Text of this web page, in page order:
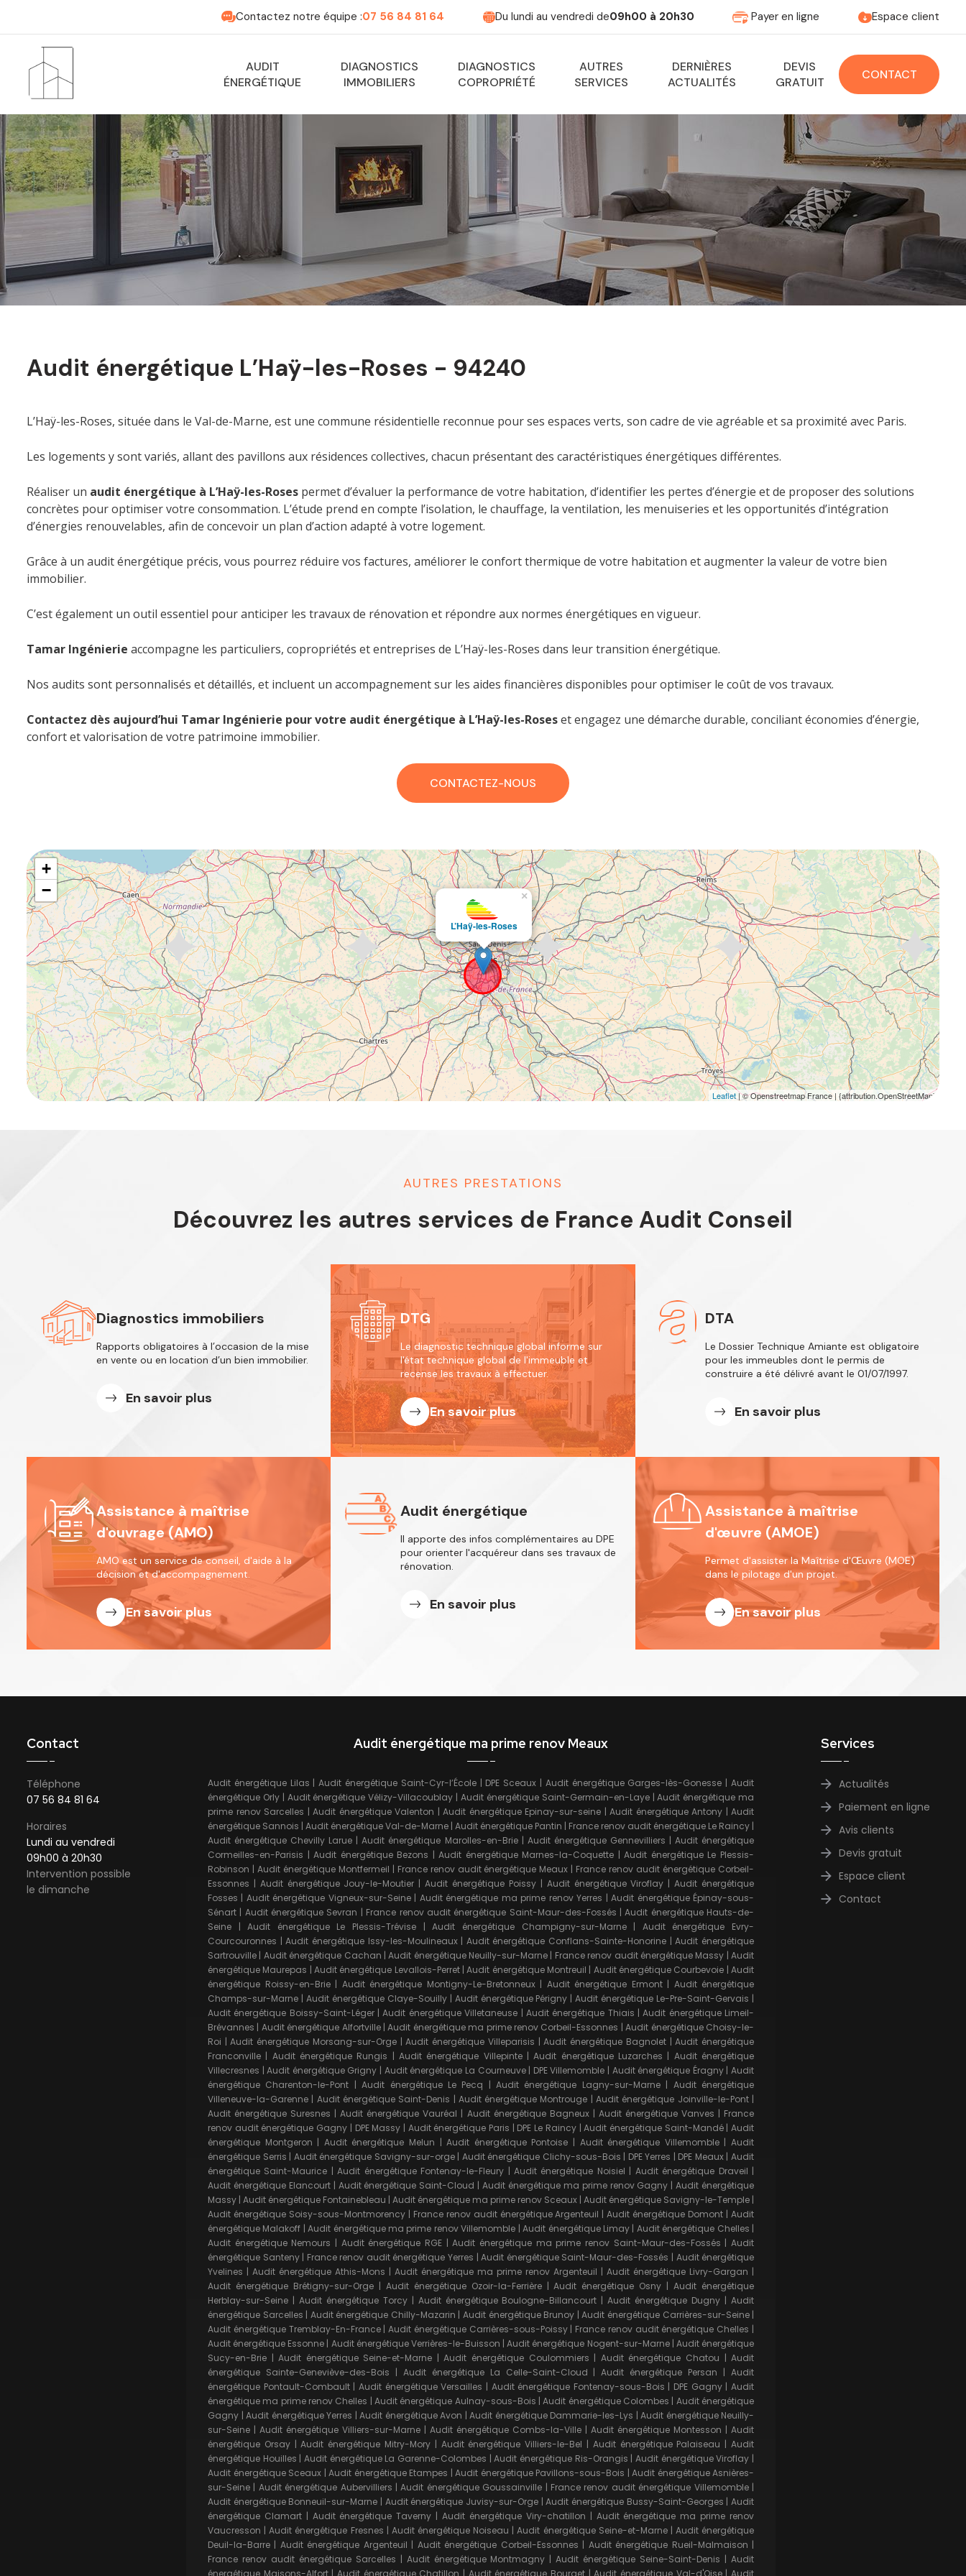
Contactez notre équipe :07 56 84 81 64 Du lundi au vendredi de09h00 à 20h30 Payer en ligne Espace client
AUDIT
ÉNERGÉTIQUE
DIAGNOSTICS
IMMOBILIERS
DIAGNOSTICS
COPROPRIÉTÉ
AUTRES
SERVICES
DERNIÈRES
ACTUALITÉS
DEVIS
GRATUIT
CONTACT
Audit énergétique L’Haÿ-les-Roses - 94240
L’Haÿ-les-Roses, située dans le Val-de-Marne, est une commune résidentielle reconnue pour ses espaces verts, son cadre de vie agréable et sa proximité avec Paris.
Les logements y sont variés, allant des pavillons aux résidences collectives, chacun présentant des caractéristiques énergétiques différentes.
Réaliser un audit énergétique à L’Haÿ-les-Roses permet d’évaluer la performance de votre habitation, d’identifier les pertes d’énergie et de proposer des solutions
concrètes pour optimiser votre consommation. L’étude prend en compte l’isolation, le chauffage, la ventilation, les menuiseries et les opportunités d’intégration
d’énergies renouvelables, afin de concevoir un plan d’action adapté à votre logement.
Grâce à un audit énergétique précis, vous pourrez réduire vos factures, améliorer le confort thermique de votre habitation et augmenter la valeur de votre bien
immobilier.
C’est également un outil essentiel pour anticiper les travaux de rénovation et répondre aux normes énergétiques en vigueur.
Tamar Ingénierie accompagne les particuliers, copropriétés et entreprises de L’Haÿ-les-Roses dans leur transition énergétique.
Nos audits sont personnalisés et détaillés, et incluent un accompagnement sur les aides financières disponibles pour optimiser le coût de vos travaux.
Contactez dès aujourd’hui Tamar Ingénierie pour votre audit énergétique à L’Haÿ-les-Roseset engagez une démarche durable, conciliant économies d’énergie,
confort et valorisation de votre patrimoine immobilier.
CONTACTEZ-NOUS
L’Haÿ-les-Roses
×
+
−
Leaflet| © Openstreetmap France | {attribution.OpenStreetMap}
AUTRES PRESTATIONS
Découvrez les autres services de France Audit Conseil
Diagnostics immobiliers
Rapports obligatoires à l’occasion de la mise
en vente ou en location d’un bien immobilier.
En savoir plus
DTG
Le diagnostic technique global informesur
l'état technique global de l'immeubleet
recense les travaux à effectuer.
En savoir plus
DTA
Le Dossier Technique Amiante est obligatoire
pour les immeubles dont le permis de
construire a été délivré avant le 01/07/1997.
En savoir plus
Assistance à maîtrise
d'ouvrage (AMO)
AMO est un service de conseil, d'aide à la
décision et d'accompagnement.
En savoir plus
Audit énergétique
Il apporte des infos complémentaires au DPE
pour orienter l'acquéreur dansses travaux de
rénovation.
En savoir plus
Assistance à maîtrise
d'œuvre (AMOE)
Permet d'assister la Maîtrise d'Œuvre (MOE)
dans le pilotage d'un projet.
En savoir plus
Contact
Téléphone
07 56 84 81 64
Horaires
Lundi au vendredi
09h00 à 20h30
Intervention possible
le dimanche
Audit énergétique ma prime renov Meaux
Audit énergétique Lilas |Audit énergétique Saint-Cyr-l’École| DPE Sceaux | Audit énergétique Garges-lès-Gonesse |Audit
énergétique Orly| Audit énergétique Vélizy-Villacoublay | Audit énergétique Saint-Germain-en-Laye|Audit énergétique ma
prime renov Sarcelles | Audit énergétique Valenton | Audit énergétique Epinay-sur-seine | Audit énergétique Antony | Audit
énergétique Sannois | Audit énergétique Val-de-Marne | Audit énergétique Pantin | France renov audit énergétique Le Raincy |
Audit énergétique Chevilly Larue |Audit énergétique Marolles-en-Brie| Audit énergétique Gennevilliers | Audit énergétique
Cormeilles-en-Parisis |Audit énergétique Bezons |Audit énergétique Marnes-la-Coquette |Audit énergétique Le Plessis-
Robinson | Audit énergétique Montfermeil | France renov audit énergétique Meaux | France renov audit énergétique Corbeil-
Essonnes | Audit énergétique Jouy-le-Moutier |Audit énergétique Poissy | Audit énergétique Viroflay |Audit énergétique
Fosses | Audit énergétique Vigneux-sur-Seine| Audit énergétique ma prime renov Yerres |Audit énergétique Épinay-sous-
Sénart | Audit énergétique Sevran | France renov audit énergétique Saint-Maur-des-Fossés |Audit énergétique Hauts-de-
Seine |Audit énergétique Le Plessis-Trévise |Audit énergétique Champigny-sur-Marne| Audit énergétique Evry-
Courcouronnes |Audit énergétique Issy-les-Moulineaux| Audit énergétique Conflans-Sainte-Honorine |Audit énergétique
Sartrouville | Audit énergétique Cachan |Audit énergétique Neuilly-sur-Marne | France renov audit énergétique Massy | Audit
énergétique Maurepas |Audit énergétique Levallois-Perret|Audit énergétique Montreuil | Audit énergétique Courbevoie |Audit
énergétique Roissy-en-Brie| Audit énergétique Montigny-Le-Bretonneux| Audit énergétique Ermont| Audit énergétique
Champs-sur-Marne | Audit énergétique Claye-Souilly| Audit énergétique Périgny |Audit énergétique Le-Pre-Saint-Gervais |
Audit énergétique Boissy-Saint-Léger|Audit énergétique Villetaneuse | Audit énergétique Thiais |Audit énergétique Limeil-
Brévannes | Audit énergétique Alfortville|Audit énergétique ma prime renov Corbeil-Essonnes |Audit énergétique Choisy-le-
Roi |Audit énergétique Morsang-sur-Orge|Audit énergétique Villeparisis |Audit énergétique Bagnolet|Audit énergétique
Franconville | Audit énergétique Rungis |Audit énergétique Villepinte|Audit énergétique Luzarches | Audit énergétique
Villecresnes |Audit énergétique Grigny | Audit énergétique La Courneuve| DPE Villemomble | Audit énergétique Éragny|Audit
énergétique Charenton-le-Pont |Audit énergétique Le Pecq |Audit énergétique Lagny-sur-Marne| Audit énergétique
Villeneuve-la-Garenne | Audit énergétique Saint-Denis | Audit énergétique Montrouge |Audit énergétique Joinville-le-Pont|
Audit énergétique Suresnes |Audit énergétique Vauréal | Audit énergétique Bagneux| Audit énergétique Vanves | France
renov audit énergétique Gagny | DPE Massy | Audit énergétique Paris | DPE Le Raincy|Audit énergétique Saint-Mandé|Audit
énergétique Montgeron | Audit énergétique Melun |Audit énergétique Pontoise | Audit énergétique Villemomble|Audit
énergétique Serris | Audit énergétique Savigny-sur-orge| Audit énergétique Clichy-sous-Bois | DPE Yerres | DPE Meaux|Audit
énergétique Saint-Maurice |Audit énergétique Fontenay-le-Fleury |Audit énergétique Noisiel | Audit énergétique Draveil |
Audit énergétique Elancourt| Audit énergétique Saint-Cloud | Audit énergétique ma prime renov Gagny |Audit énergétique
Massy | Audit énergétique Fontainebleau | Audit énergétique ma prime renov Sceaux | Audit énergétique Savigny-le-Temple |
Audit énergétique Soisy-sous-Montmorency| France renov audit énergétique Argenteuil |Audit énergétique Domont |Audit
énergétique Malakoff |Audit énergétique ma prime renov Villemomble |Audit énergétique Limay| Audit énergétique Chelles |
Audit énergétique Nemours | Audit énergétique RGE |Audit énergétique ma prime renov Saint-Maur-des-Fossés |Audit
énergétique Santeny| France renov audit énergétique Yerres |Audit énergétique Saint-Maur-des-Fossés | Audit énergétique
Yvelines | Audit énergétique Athis-Mons | Audit énergétique ma prime renov Argenteuil | Audit énergétique Livry-Gargan |
Audit énergétique Brétigny-sur-Orge| Audit énergétique Ozoir-la-Ferrière|Audit énergétique Osny |Audit énergétique
Herblay-sur-Seine | Audit énergétique Torcy| Audit énergétique Boulogne-Billancourt |Audit énergétique Dugny |Audit
énergétique Sarcelles | Audit énergétique Chilly-Mazarin |Audit énergétique Brunoy |Audit énergétique Carrières-sur-Seine|
Audit énergétique Tremblay-En-France|Audit énergétique Carrières-sous-Poissy| France renov audit énergétique Chelles |
Audit énergétique Essonne | Audit énergétique Verrières-le-Buisson |Audit énergétique Nogent-sur-Marne| Audit énergétique
Sucy-en-Brie |Audit énergétique Seine-et-Marne |Audit énergétique Coulommiers | Audit énergétique Chatou |Audit
énergétique Sainte-Geneviève-des-Bois | Audit énergétique La Celle-Saint-Cloud |Audit énergétique Persan |Audit
énergétique Pontault-Combault| Audit énergétique Versailles | Audit énergétique Fontenay-sous-Bois | DPE Gagny|Audit
énergétique ma prime renov Chelles |Audit énergétique Aulnay-sous-Bois |Audit énergétique Colombes | Audit énergétique
Gagny | Audit énergétique Yerres | Audit énergétique Avon | Audit énergétique Dammarie-les-Lys | Audit énergétique Neuilly-
sur-Seine | Audit énergétique Villiers-sur-Marne | Audit énergétique Combs-la-Ville | Audit énergétique Montesson | Audit
énergétique Orsay|Audit énergétique Mitry-Mory | Audit énergétique Villiers-le-Bel | Audit énergétique Palaiseau |Audit
énergétique Houilles |Audit énergétique La Garenne-Colombes |Audit énergétique Ris-Orangis |Audit énergétique Viroflay |
Audit énergétique Sceaux | Audit énergétique Etampes | Audit énergétique Pavillons-sous-Bois | Audit énergétique Asnières-
sur-Seine | Audit énergétique Aubervilliers |Audit énergétique Goussainville | France renov audit énergétique Villemomble|
Audit énergétique Bonneuil-sur-Marne | Audit énergétique Juvisy-sur-Orge |Audit énergétique Bussy-Saint-Georges |Audit
énergétique Clamart | Audit énergétique Taverny |Audit énergétique Viry-chatillon | Audit énergétique ma prime renov
Vaucresson |Audit énergétique Fresnes | Audit énergétique Noiseau |Audit énergétique Seine-et-Marne| Audit énergétique
Deuil-la-Barre | Audit énergétique Argenteuil | Audit énergétique Corbeil-Essonnes | Audit énergétique Rueil-Malmaison |
France renov audit énergétique Sarcelles | Audit énergétique Montmagny |Audit énergétique Seine-Saint-Denis |Audit
énergétique Maisons-Alfort| Audit énergétique Chatillon | Audit énergétique Bourget | Audit énergétique Val-d'Oise| Audit
Services
Actualités
Paiement en ligne
Avis clients
Devis gratuit
Espace client
Contact